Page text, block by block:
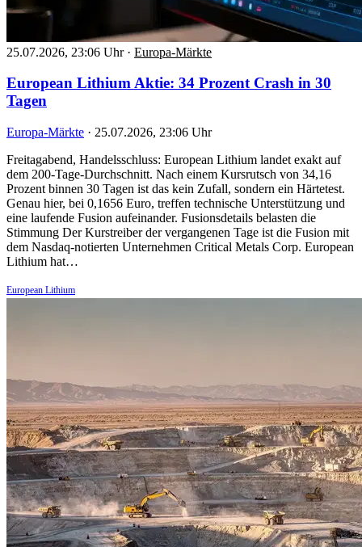
25.07.2026, 23:06 Uhr · Europa-Märkte
European Lithium Aktie: 34 Prozent Crash in 30
Tagen
Europa-Märkte · 25.07.2026, 23:06 Uhr
Freitagabend, Handelsschluss: European Lithium landet exakt auf
dem 200-Tage-Durchschnitt. Nach einem Kursrutsch von 34,16
Prozent binnen 30 Tagen ist das kein Zufall, sondern ein Härtetest.
Genau hier, bei 0,1656 Euro, treffen technische Unterstützung und
eine laufende Fusion aufeinander. Fusionsdetails belasten die
Stimmung Der Kurstreiber der vergangenen Tage ist die Fusion mit
dem Nasdaq-notierten Unternehmen Critical Metals Corp. European
Lithium hat…
European Lithium